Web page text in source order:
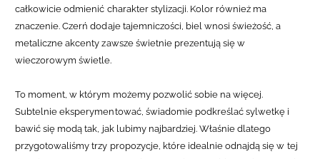
całkowicie odmienić charakter stylizacji. Kolor również ma
znaczenie. Czerń dodaje tajemniczości, biel wnosi świeżość, a
metaliczne akcenty zawsze świetnie prezentują się w
wieczorowym świetle.
To moment, w którym możemy pozwolić sobie na więcej.
Subtelnie eksperymentować, świadomie podkreślać sylwetkę i
bawić się modą tak, jak lubimy najbardziej. Właśnie dlatego
przygotowaliśmy trzy propozycje, które idealnie odnajdą się w tej